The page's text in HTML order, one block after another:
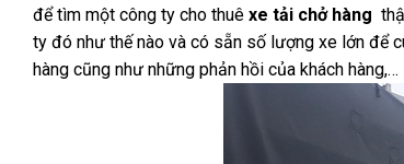
để tìm một công ty cho thuê xe tải chở hàng
ty đó như thế nào và có sẵn số lượng xe lớn để
hàng cũng như những phản hồi của khách hàng,…